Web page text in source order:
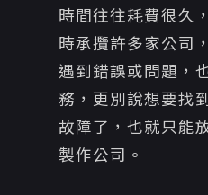
時間往往耗費很久
時承攬許多家公司
遇到錯誤或問題，
務，更別說想要找
故障了，也就只能
製作公司。